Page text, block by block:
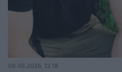
08.08.2026, 12:18